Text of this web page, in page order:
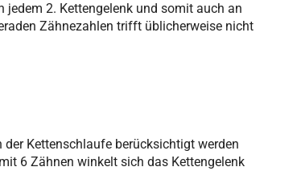
2. Kettengelenk und somit auch an
Zähnezahlen trifft üblicherweise nicht
Kettenschlaufe berücksichtigt werden
6 Zähnen winkelt sich das Kettengelenk